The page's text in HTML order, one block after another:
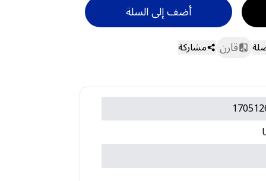
أضف إلى السلة
قارن مشاركة